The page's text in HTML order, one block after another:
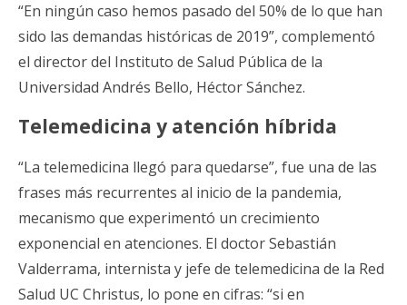
“En ningún caso hemos pasado del 50% de lo que han
sido las demandas históricas de 2019”, complementó
el director del Instituto de Salud Pública de la
Universidad Andrés Bello, Héctor Sánchez.
Telemedicina y atención híbrida
“La telemedicina llegó para quedarse”, fue una de las
frases más recurrentes al inicio de la pandemia,
mecanismo que experimentó un crecimiento
exponencial en atenciones. El doctor Sebastián
Valderrama, internista y jefe de telemedicina de la Red
Salud UC Christus, lo pone en cifras: “si en